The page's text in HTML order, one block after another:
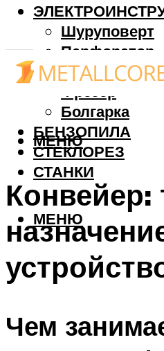
Шуруповерт
Перфоратор
Дрель
Фрезер
Болгарка
БЕНЗОПИЛА
СТЕКЛОРЕЗ
СТАНКИ
МЕНЮ
МЕНЮ
Конвейер:
Чем